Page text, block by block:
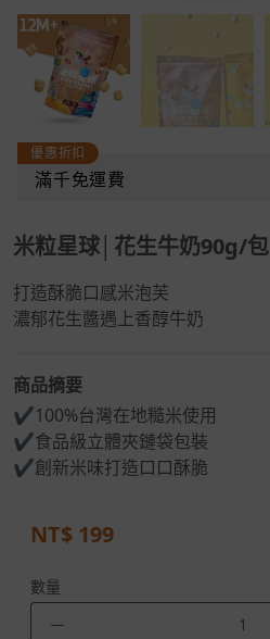
優惠折扣
滿千免運費
米粒星球│花生牛奶90g/包
打造酥脆口感米泡芙
濃郁花生醬遇上香醇牛奶
商品摘要
✔100%台灣在地糙米使用
✔食品級立體夾鏈袋包裝
✔創新米味打造口口酥脆
NT$ 199
數量
－